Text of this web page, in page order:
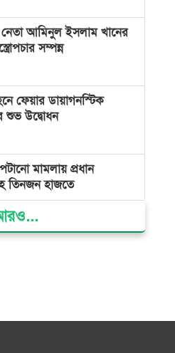
আমিনুল ইসলাম খানের
সম্পন্ন
ফেয়ার ডায়াগনস্টিক
শুভ উদ্বোধন
মামলায় প্রধান
তিনজন হাজতে
অপবাদের বিচার